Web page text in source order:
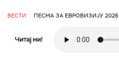
ВЕСТИ ПЕСМА ЗА ЕВРОВИЗИЈУ 2026
Читај ми!